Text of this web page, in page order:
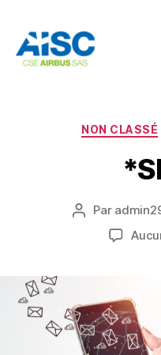
NON CLASSÉ
Auteur
l’article
Par